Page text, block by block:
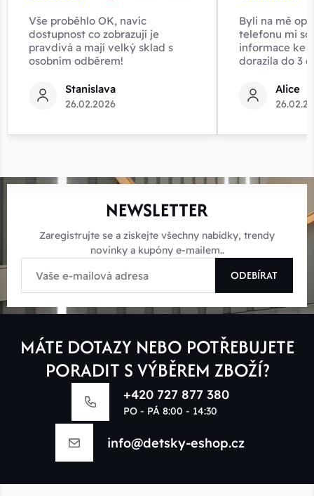
Vše proběhlo OK, navíc
dostupnost co zobrazují je
pravdivá a mají velký sklad s
osobním odběrem!
Stanislava
26.02.2026
Byli na mě
telefonu mi
informace ke
dorazila do 3
Alice
NEWSLETTER
Zaregistrujte se a získejte všechny nabídky, trendy
novinky a kupóny e-mailem..
ODEBÍRAT
MÁTE DOTAZY NEBO POTŘEBUJETE
PORADIT S VÝBĚREM ZBOŽÍ?
+420 727 877 380
PO - PÁ 8:00 - 14:30
info@detsky-eshop.cz